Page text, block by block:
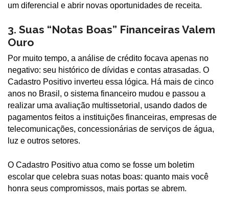
um diferencial e abrir novas oportunidades de receita.
3. Suas “Notas Boas” Financeiras Valem
Ouro
Por muito tempo, a análise de crédito focava apenas no
negativo: seu histórico de dívidas e contas atrasadas. O
Cadastro Positivo inverteu essa lógica. Há mais de cinco
anos no Brasil, o sistema financeiro mudou e passou a
realizar uma avaliação multissetorial, usando dados de
pagamentos feitos a instituições financeiras, empresas de
telecomunicações, concessionárias de serviços de água,
luz e outros setores.
O Cadastro Positivo atua como se fosse um boletim
escolar que celebra suas notas boas: quanto mais você
honra seus compromissos, mais portas se abrem.